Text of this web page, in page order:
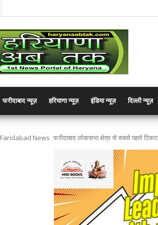
फरीदाबाद न्यूज़ हरियाणा न्यूज़ इंडिया न्यूज़ दिल्ली न्यूज़
Faridabad News फरीदाबाद लोकसभा क्षेत्र से सबसे पहले